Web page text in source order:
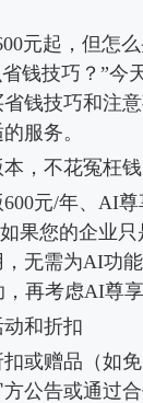
元起，但怎
钱技巧？”今
钱技巧和注
服务。
，不花冤枉钱
元/年、AI尊
果您的企业
无需为AI功
再考虑AI尊享
和折扣
或赠品（如
公告或通过